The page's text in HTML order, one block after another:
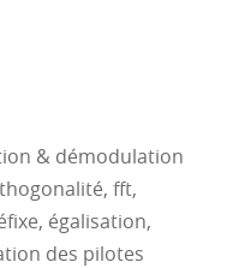
& démodulation
fft,
égalisation,
des pilotes